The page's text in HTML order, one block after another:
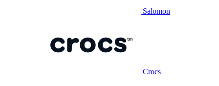
Salomon
Crocs